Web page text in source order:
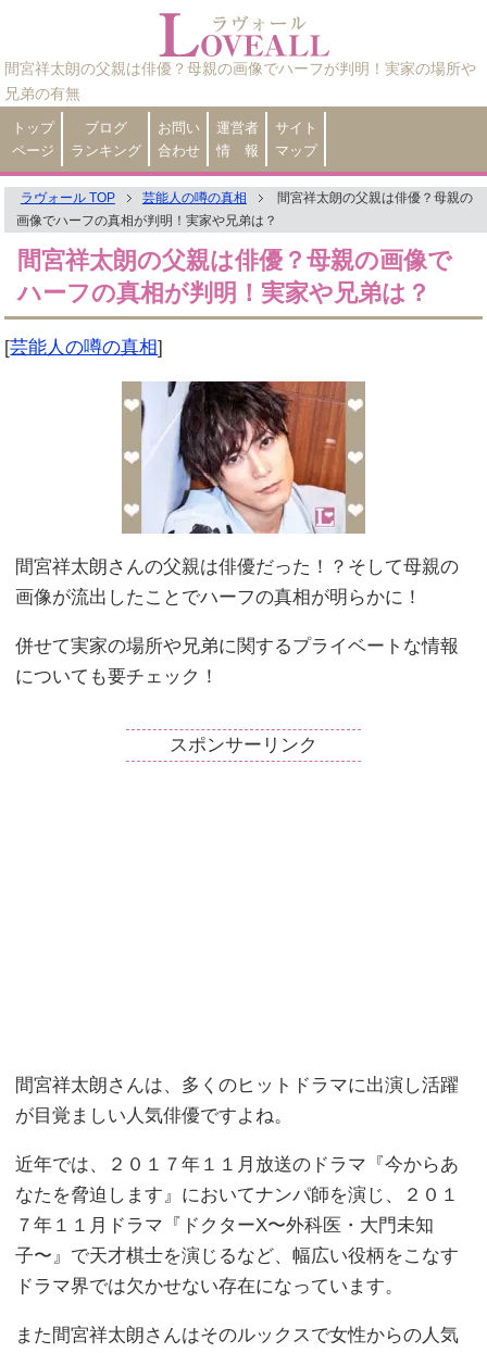
間宮祥太朗の父親は俳優？母親の画像でハーフが判明！実家の場所や
兄弟の有無
トップ
ページ
ブログ
ランキング
お問い
合わせ
運営者
情 報
サイト
マップ
ラヴォール TOP 芸能人の噂の真相
間宮祥太朗の父親は俳優？母親の
画像でハーフの真相が判明！実家や兄弟は？
間宮祥太朗の父親は俳優？母親の画像で
ハーフの真相が判明！実家や兄弟は？
[芸能人の噂の真相]
間宮祥太朗さんの父親は俳優だった！？そして母親の
画像が流出したことでハーフの真相が明らかに！
併せて実家の場所や兄弟に関するプライベートな情報
についても要チェック！
スポンサーリンク
間宮祥太朗さんは、多くのヒットドラマに出演し活躍
が目覚ましい人気俳優ですよね。
近年では、２０１７年１１月放送のドラマ『今からあ
なたを脅迫します』においてナンパ師を演じ、２０１
７年１１月ドラマ『ドクターX〜外科医・大門未知
子〜』で天才棋士を演じるなど、幅広い役柄をこなす
ドラマ界では欠かせない存在になっています。
また間宮祥太朗さんはそのルックスで女性からの人気